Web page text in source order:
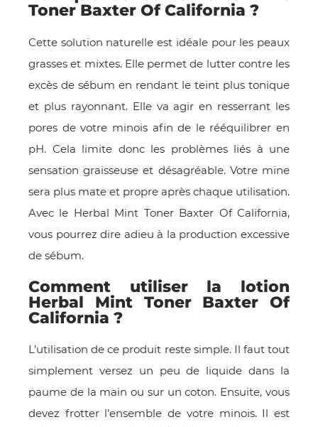
Toner Baxter Of California ?
Cette solution naturelle est idéale pour les peaux
grasses et mixtes. Elle permet de lutter contre les
excès de sébum en rendant le teint plus tonique
et plus rayonnant. Elle va agir en resserrant les
pores de votre minois afin de le rééquilibrer en
pH. Cela limite donc les problèmes liés à une
sensation graisseuse et désagréable. Votre mine
sera plus mate et propre après chaque utilisation.
Avec le Herbal Mint Toner Baxter Of California,
vous pourrez dire adieu à la production excessive
de sébum.
Comment utiliser la lotion
Herbal Mint Toner Baxter Of
California ?
L’utilisation de ce produit reste simple. Il faut tout
simplement versez un peu de liquide dans la
paume de la main ou sur un coton. Ensuite, vous
devez frotter l’ensemble de votre minois. Il est